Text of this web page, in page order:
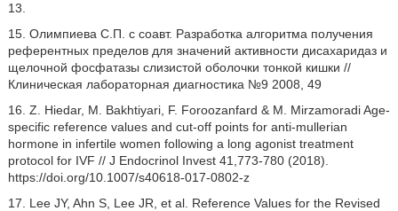
13.
15. Олимпиева С.П. с соавт. Разработка алгоритма получения
референтных пределов для значений активности дисахаридаз и
щелочной фосфатазы слизистой оболочки тонкой кишки //
Клиническая лабораторная диагностика №9 2008, 49
16. Z. Hiedar, М. Bakhtiyari, F. Foroozanfard & М. Mirzamoradi Age-
specific reference values and cut-off points for anti-mullerian
hormone in infertile women following a long agonist treatment
protocol for IVF // J Endocrinol Invest 41,773-780 (2018).
https://doi.org/10.1007/s40618-017-0802-z
17. Lee JY, Ahn S, Lee JR, et al. Reference Values for the Revised